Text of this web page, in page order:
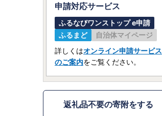
申請対応サービス
ふるなびワンストップ e申請
ふるまど
自治体マイページ
詳しくはオンライン申請サービス
のご案内をご覧ください。
返礼品不要の寄附をする